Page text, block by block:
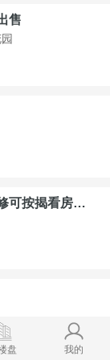
售
公园印象套二改套三精装修可按揭看房方便
盘 我的